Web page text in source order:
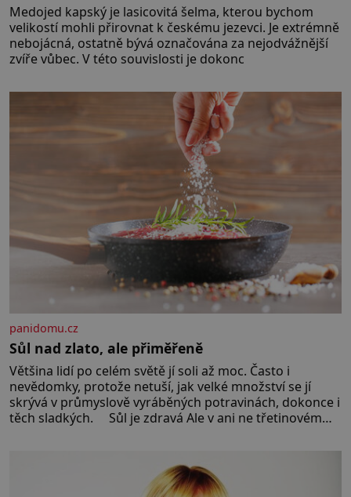
Medojed kapský je lasicovitá šelma, kterou bychom
velikostí mohli přirovnat k českému jezevci. Je extrémně
nebojácná, ostatně bývá označována za nejodvážnější
zvíře vůbec. V této souvislosti je dokonc
panidomu.cz
Sůl nad zlato, ale přiměřeně
Většina lidí po celém světě jí soli až moc. Často i
nevědomky, protože netuší, jak velké množství se jí
skrývá v průmyslově vyráběných potravinách, dokonce i
těch sladkých. Sůl je zdravá Ale v ani ne třetinovém